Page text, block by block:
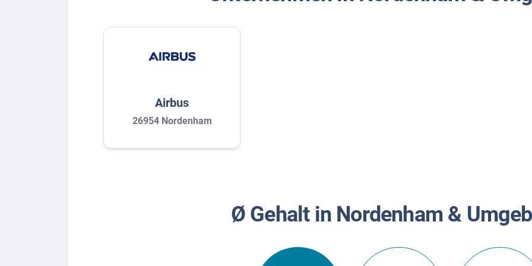
Airbus
26954 Nordenham
Ø Gehalt in Nordenham &